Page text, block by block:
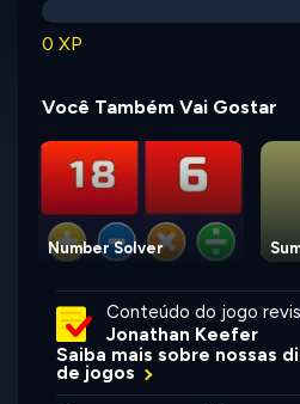
0 XP
Você Também Vai Gostar
Number Solver
Conteúdo do jogo
Jonathan Keefer
Saiba mais sobre nossas
de jogos